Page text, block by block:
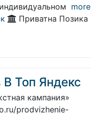
more
Приватна Позика
Топ Яндекс
кампания»
prodvizhenie-